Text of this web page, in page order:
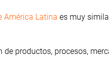
América Latina es muy
productos, procesos,